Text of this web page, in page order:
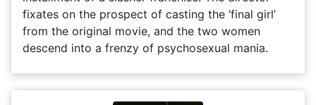
fixates on the prospect of casting the ‘final girl’
from the original movie, and the two women
descend into a frenzy of psychosexual mania.